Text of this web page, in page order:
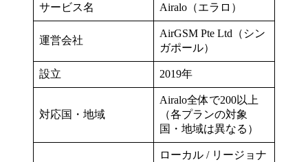
サービス名 Airalo（エラロ）
運営会社
AirGSM Pte Ltd（シン
ガポール）
設立 2019年
対応国・地域
Airalo全体で200以上
（各プランの対象
国・地域は異なる）
ローカル / リージョナ